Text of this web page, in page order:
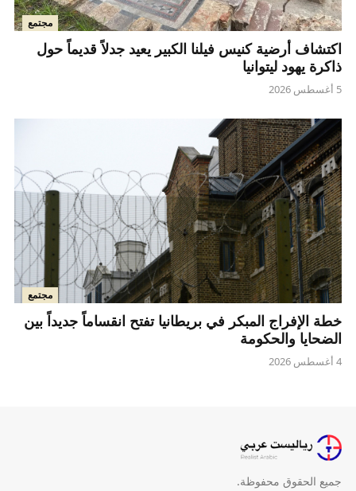
مجتمع
اكتشاف أرضية كنيس فيلنا الكبير يعيد جدلاً قديماً حول
ذاكرة يهود ليتوانيا
5 أغسطس 2026
مجتمع
خطة الإفراج المبكر في بريطانيا تفتح انقساماً جديداً بين
الضحايا والحكومة
4 أغسطس 2026
جميع الحقوق محفوظة.